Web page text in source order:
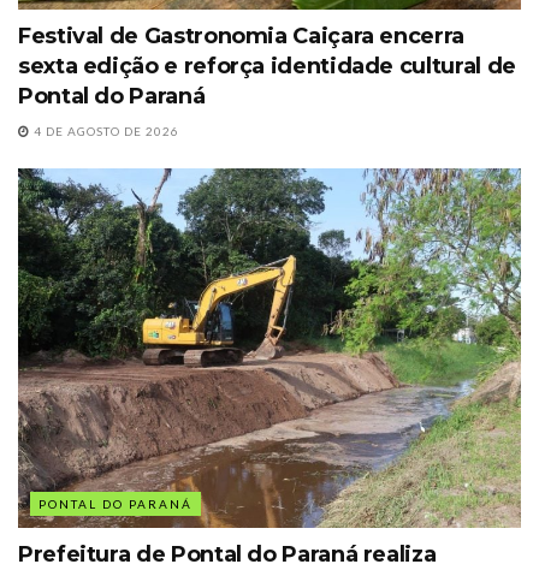
Festival de Gastronomia Caiçara encerra
sexta edição e reforça identidade cultural de
Pontal do Paraná
4 DE AGOSTO DE 2026
PONTAL DO PARANÁ
Prefeitura de Pontal do Paraná realiza